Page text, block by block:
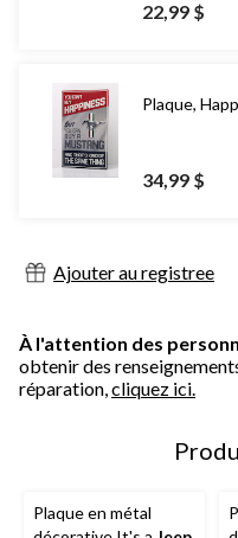
22,99 $
Plaque,
34,99 $
Ajouter au registree
À l'attention des
obtenir des
réparation,cliquez ici.
Plaque en métal